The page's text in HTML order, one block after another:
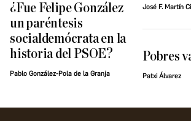
¿Fue Felipe González
un paréntesis
socialdemócrata en la
historia del PSOE?
Pablo González-Pola de la Granja
José F. Martín
Pobres
Patxi Álvarez